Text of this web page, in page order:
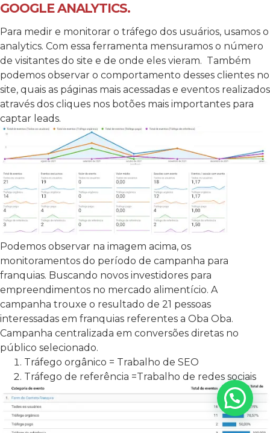
GOOGLE ANALYTICS.
Para medir e monitorar o tráfego dos usuários, usamos o
analytics. Com essa ferramenta mensuramos o número
de visitantes do site e de onde eles vieram. Também
podemos observar o comportamento desses clientes no
site, quais as páginas mais acessadas e eventos realizados
através dos cliques nos botões mais importantes para
captar leads.
Podemos observar na imagem acima, os
monitoramentos do período de campanha para
franquias. Buscando novos investidores para
empreendimentos no mercado alimentício. A
campanha trouxe o resultado de 21 pessoas
interessadas em franquias referentes a Oba Oba.
Campanha centralizada em conversões diretas no
público selecionado.
Tráfego orgânico = Trabalho de SEO
Tráfego de referência =Trabalho de redes sociais